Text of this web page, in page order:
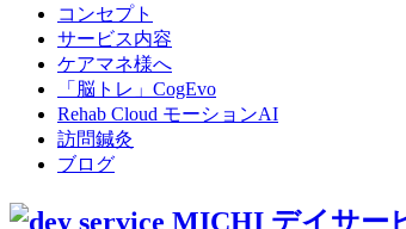
コンセプト
サービス内容
ケアマネ様へ
「脳トレ」CogEvo
Rehab Cloud モーションAI
訪問鍼灸
ブログ